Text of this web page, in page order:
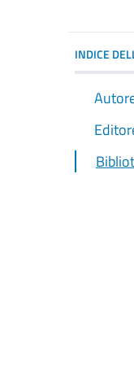
INDICE